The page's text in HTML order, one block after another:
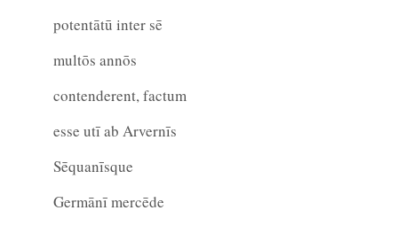
potentātū inter sē
multōs annōs
contenderent, factum
esse utī ab Arvernīs
Sēquanīsque
Germānī mercēde